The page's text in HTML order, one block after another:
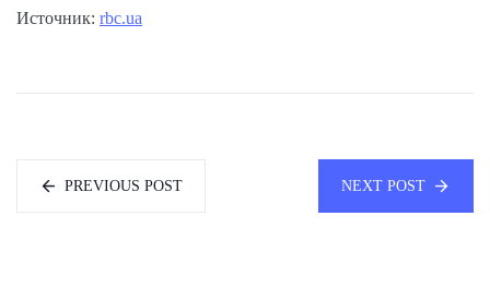
Источник: rbc.ua
PREVIOUS POST NEXT POST